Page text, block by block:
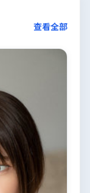
查看全部